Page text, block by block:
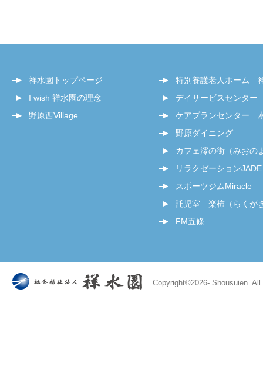
祥水園トップページ
I wish 祥水園の理念
野原西Village
特別養護老人ホーム
デイサービスセンタ
ケアプランセンター
野原ダイニング
カフェ澪の街（みおの
リラクゼーションJADE
スポーツジムMiracle
託児室 楽柿（らくが
FM五條
Copyright©2026- Shousuien.